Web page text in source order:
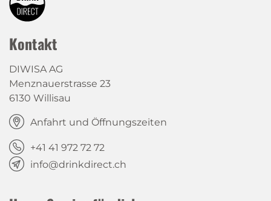
Kontakt
DIWISA AG
Menznauerstrasse 23
6130 Willisau
Anfahrt und Öffnungszeiten
+41 41 972 72 72
info@drinkdirect.ch